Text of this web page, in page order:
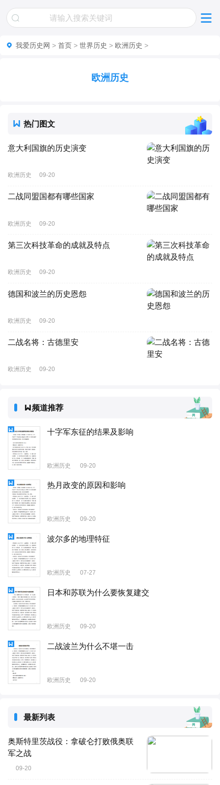
我爱历史网 > 首页 > 世界历史 > 欧洲历史 >
欧洲历史
热门图文
意大利国旗的历史演变
欧洲历史 09-20
二战同盟国都有哪些国家
欧洲历史 09-20
第三次科技革命的成就及特点
欧洲历史 09-20
德国和波兰的历史恩怨
欧洲历史 09-20
二战名将：古德里安
欧洲历史 09-20
频道推荐
十字军东征的结果及影响
欧洲历史 09-20
热月政变的原因和影响
欧洲历史 09-20
波尔多的地理特征
欧洲历史 07-27
日本和苏联为什么要恢复建交
欧洲历史 09-20
二战波兰为什么不堪一击
欧洲历史 09-20
最新列表
奥斯特里茨战役：拿破仑打败俄奥联
军之战
09-20